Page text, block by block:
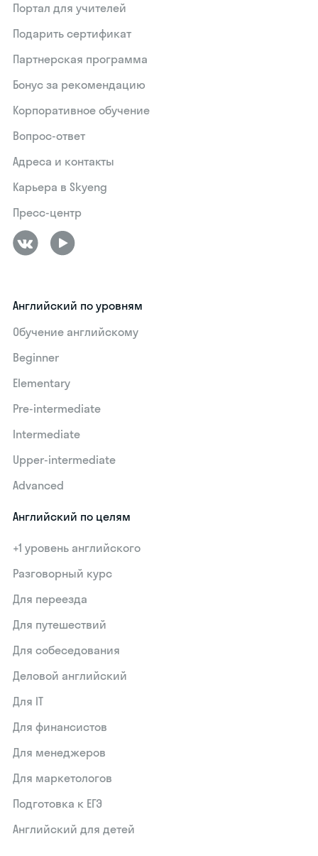
Портал для учителей
Подарить сертификат
Партнерская программа
Бонус за рекомендацию
Корпоративное обучение
Вопрос-ответ
Адреса и контакты
Карьера в Skyeng
Пресс-центр
Английский по уровням
Обучение английскому
Beginner
Elementary
Pre-intermediate
Intermediate
Upper-intermediate
Advanced
Английский по целям
+1 уровень английского
Разговорный курс
Для переезда
Для путешествий
Для собеседования
Деловой английский
Для IT
Для финансистов
Для менеджеров
Для маркетологов
Подготовка к ЕГЭ
Английский для детей